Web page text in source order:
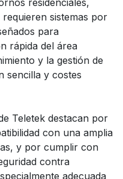
residenciales,
sistemas por
para
rápida del área
y la gestión de
sencilla y costes
Teletek destacan por
con una amplia
y por cumplir con
contra
adecuada